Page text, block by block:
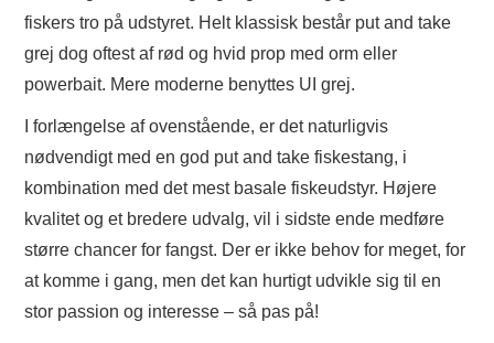
fiskers tro på udstyret. Helt klassisk består put and take
grej dog oftest af rød og hvid prop med orm eller
powerbait. Mere moderne benyttes UI grej.
I forlængelse af ovenstående, er det naturligvis
nødvendigt med en god put and take fiskestang, i
kombination med det mest basale fiskeudstyr. Højere
kvalitet og et bredere udvalg, vil i sidste ende medføre
større chancer for fangst. Der er ikke behov for meget, for
at komme i gang, men det kan hurtigt udvikle sig til en
stor passion og interesse – så pas på!